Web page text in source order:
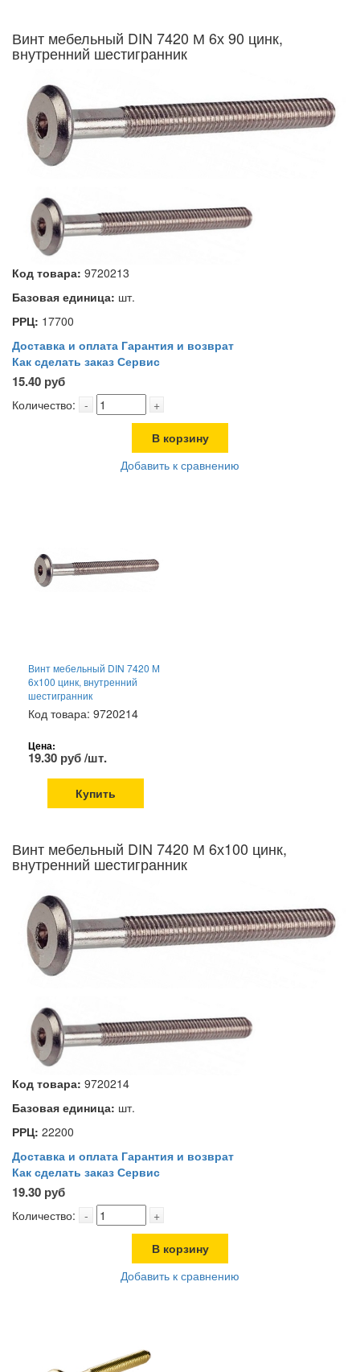
Винт мебельный DIN 7420 М 6х 90 цинк,
внутренний шестигранник
Код товара: 9720213
Базовая единица: шт.
РРЦ: 17700
Доставка и оплата Гарантия и возврат
Как сделать заказ Сервис
15.40 руб
Количество: - +
В корзину
Добавить к сравнению
Винт мебельный DIN 7420 М
6х100 цинк, внутренний
шестигранник
Код товара: 9720214
Цена:
19.30 руб /шт.
Купить
Винт мебельный DIN 7420 М 6х100 цинк,
внутренний шестигранник
Код товара: 9720214
Базовая единица: шт.
РРЦ: 22200
Доставка и оплата Гарантия и возврат
Как сделать заказ Сервис
19.30 руб
Количество: - +
В корзину
Добавить к сравнению